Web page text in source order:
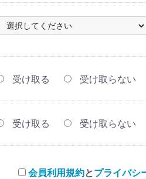
受け取る 受け取らない
受け取る 受け取らない
会員利用規約とプライバシ